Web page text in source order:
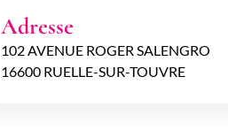
Adresse
102 AVENUE ROGER SALENGRO
16600 RUELLE-SUR-TOUVRE